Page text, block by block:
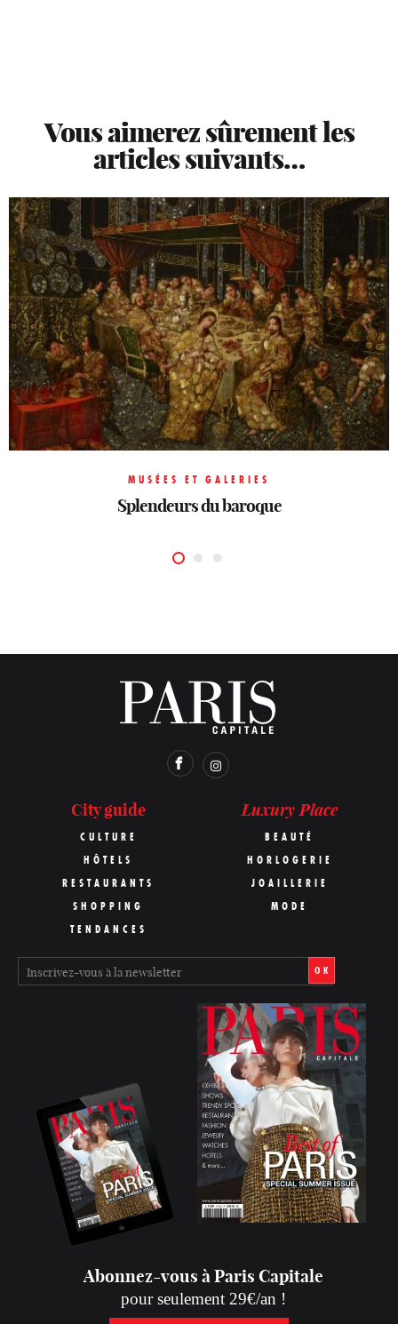
Vous aimerez sûrement les
articles suivants…
MUSÉES ET GALERIES
Splendeurs du baroque
MUSÉES ET GALERIES
Chine. Empreintes du passé
MUSÉES ET GALERIES
Le fil voyageur
City guide
CULTURE
HÔTELS
RESTAURANTS
SHOPPING
TENDANCES
Luxury Place
BEAUTÉ
HORLOGERIE
JOAILLERIE
MODE
OK
Abonnez-vous à Paris Capitale
pour seulement 29€/an !